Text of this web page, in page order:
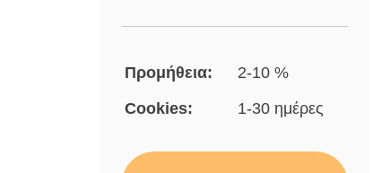
Προμήθεια:
2-10 %
Cookies:
1-30 ημέρες